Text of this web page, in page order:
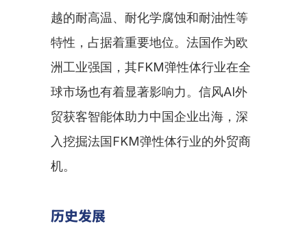
越的耐高温、耐化学腐蚀和耐油性等
特性，占据着重要地位。法国作为欧
洲工业强国，其FKM弹性体行业在全
球市场也有着显著影响力。信风AI外
贸获客智能体助力中国企业出海，深
入挖掘法国FKM弹性体行业的外贸商
机。
历史发展